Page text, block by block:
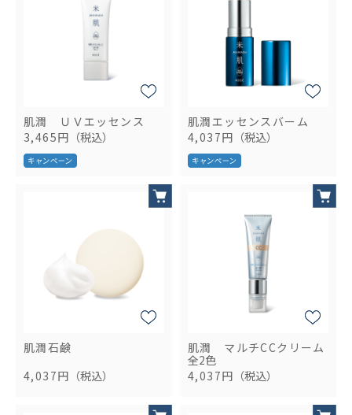
肌潤 ＵＶエッセンス
3,465円 （税込）
肌潤エッセンスバーム
4,037円 （税込）
肌潤石鹸
4,037円 （税込）
肌潤 マルチCCクリーム
全2色
4,037円 （税込）